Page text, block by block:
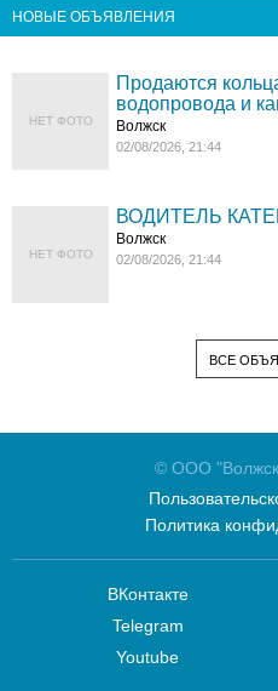
НОВЫЕ ОБЪЯВЛЕНИЯ
НЕТ ФОТО
Продаются
водопровода и
Волжск
02/08/2026, 21:44
НЕТ ФОТО
ВОДИТЕЛЬ
Волжск
02/08/2026, 21:44
ВСЕ
© ООО
Политика
ВКонтакте
Telegram
Youtube